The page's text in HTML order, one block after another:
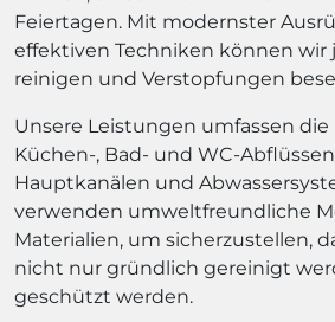
Feiertagen. Mit modernster
effektiven Techniken können wir
reinigen und Verstopfungen
Unsere Leistungen umfassen
Küchen-, Bad- und WC-
Hauptkanälen und
verwenden umweltfreundliche
Materialien, um sicherzustellen,
nicht nur gründlich gereinigt
geschützt werden.